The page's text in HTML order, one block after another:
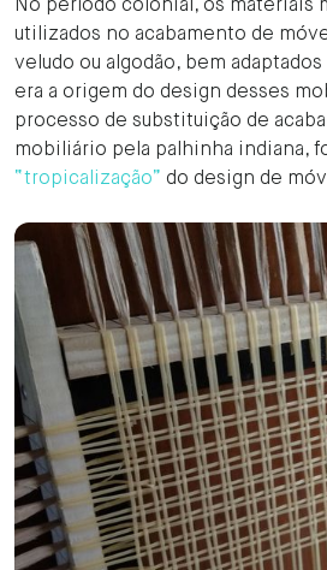
No período colonial, os materiais
utilizados no acabamento de
veludo ou algodão, bem
era a origem do design desses
processo de substituição de
mobiliário pela palhinha indiana,
“tropicalização” do design de